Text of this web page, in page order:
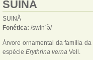
SUINÃ
SUINÃ
Fonética: /swinˈə̃/
Árvore ornamental da família da
espécie Erythrina verna Vell.